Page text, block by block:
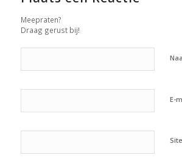
Meepraten?
Draag gerust bij!
E-
Site